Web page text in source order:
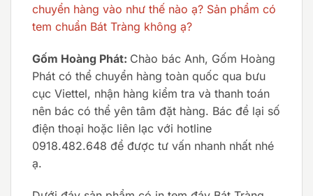
chuyển hàng vào như thế nào ạ? Sản phẩm có
tem chuẩn Bát Tràng không ạ?
Gốm Hoàng Phát: Chào bác Anh, Gốm Hoàng
Phát có thể chuyển hàng toàn quốc qua bưu
cục Viettel, nhận hàng kiểm tra và thanh toán
nên bác có thể yên tâm đặt hàng. Bác để lại số
điện thoại hoặc liên lạc với hotline
0918.482.648 để được tư vấn nhanh nhất nhé
ạ.